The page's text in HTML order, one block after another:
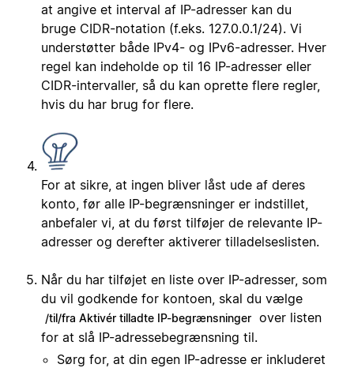
at angive et interval af IP-adresser kan du
bruge CIDR-notation (f.eks. 127.0.0.1/24). Vi
understøtter både IPv4- og IPv6-adresser. Hver
regel kan indeholde op til 16 IP-adresser eller
CIDR-intervaller, så du kan oprette flere regler,
hvis du har brug for flere.
For at sikre, at ingen bliver låst ude af deres
konto, før alle IP-begrænsninger er indstillet,
anbefaler vi, at du først tilføjer de relevante IP-
adresser og derefter aktiverer tilladelseslisten.
Når du har tilføjet en liste over IP-adresser, som
du vil godkende for kontoen, skal du vælge
/til/fra Aktivér tilladte IP-begrænsninger over listen
for at slå IP-adressebegrænsning til.
Sørg for, at din egen IP-adresse er inkluderet